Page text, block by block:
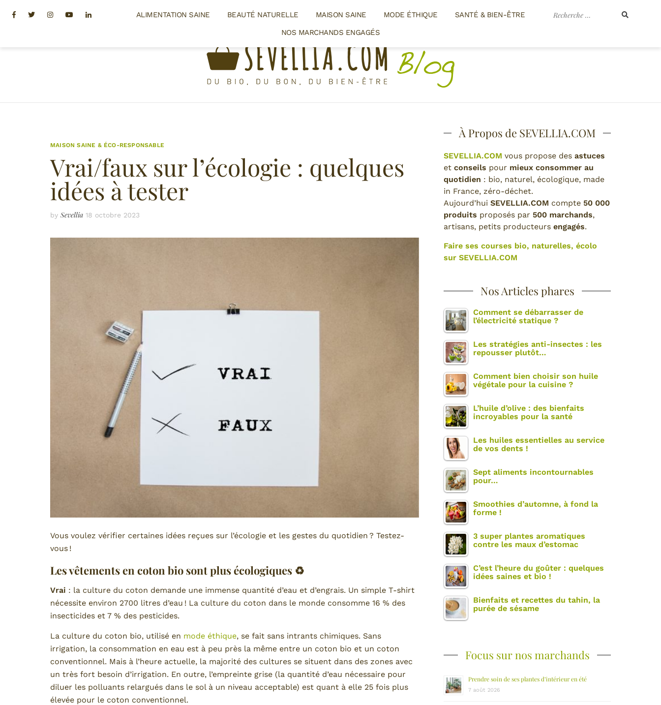
Recherche
ALIMENTATION SAINE BEAUTÉ NATURELLE MAISON SAINE MODE ÉTHIQUE
SANTÉ & BIEN-ÊTRE
NOS MARCHANDS ENGAGÉS
FacebookTwitterInstagramYoutubeLinkedin
MAISON SAINE & ÉCO-RESPONSABLE
Vrai/faux sur l’écologie : quelques
idées à tester
by Sevellia 18 octobre 2023
Vous voulez vérifier certaines idées reçues sur l’écologie et les gestes du quotidien ? Testez-
vous !
Les vêtements en coton bio sont plus écologiques ♻️
Vrai : la culture du coton demande une immense quantité d’eau et d’engrais. Un simple T-shirt
nécessite environ 2700 litres d’eau ! La culture du coton dans le monde consomme 16 % des
insecticides et 7 % des pesticides.
La culture du coton bio, utilisé en mode éthique, se fait sans intrants chimiques. Sans
irrigation, la consommation en eau est à peu près la même entre un coton bio et un coton
conventionnel. Mais à l’heure actuelle, la majorité des cultures se situent dans des zones avec
un très fort besoin d’irrigation. En outre, l’empreinte grise (la quantité d’eau nécessaire pour
diluer les polluants relargués dans le sol à un niveau acceptable) est quant à elle 25 fois plus
élevée pour le coton conventionnel.
À Propos de SEVELLIA.COM
SEVELLIA.COM vous propose des astuces
et conseils pour mieux consommer au
quotidien : bio, naturel, écologique, made
in France, zéro-déchet.
Aujourd’hui SEVELLIA.COM compte 50 000
produits proposés par 500 marchands,
artisans, petits producteurs engagés.
Faire ses courses bio, naturelles, écolo
sur SEVELLIA.COM
Nos Articles phares
Comment se débarrasser de
l’électricité statique ?
Les stratégies anti-insectes : les
repousser plutôt…
Comment bien choisir son huile
végétale pour la cuisine ?
L’huile d’olive : des bienfaits
incroyables pour la santé
Les huiles essentielles au service
de vos dents !
Sept aliments incontournables
pour…
Smoothies d’automne, à fond la
forme !
3 super plantes aromatiques
contre les maux d’estomac
C’est l’heure du goûter : quelques
idées saines et bio !
Bienfaits et recettes du tahin, la
purée de sésame
Focus sur nos marchands
Prendre soin de ses plantes d’intérieur en été
7 août 2026